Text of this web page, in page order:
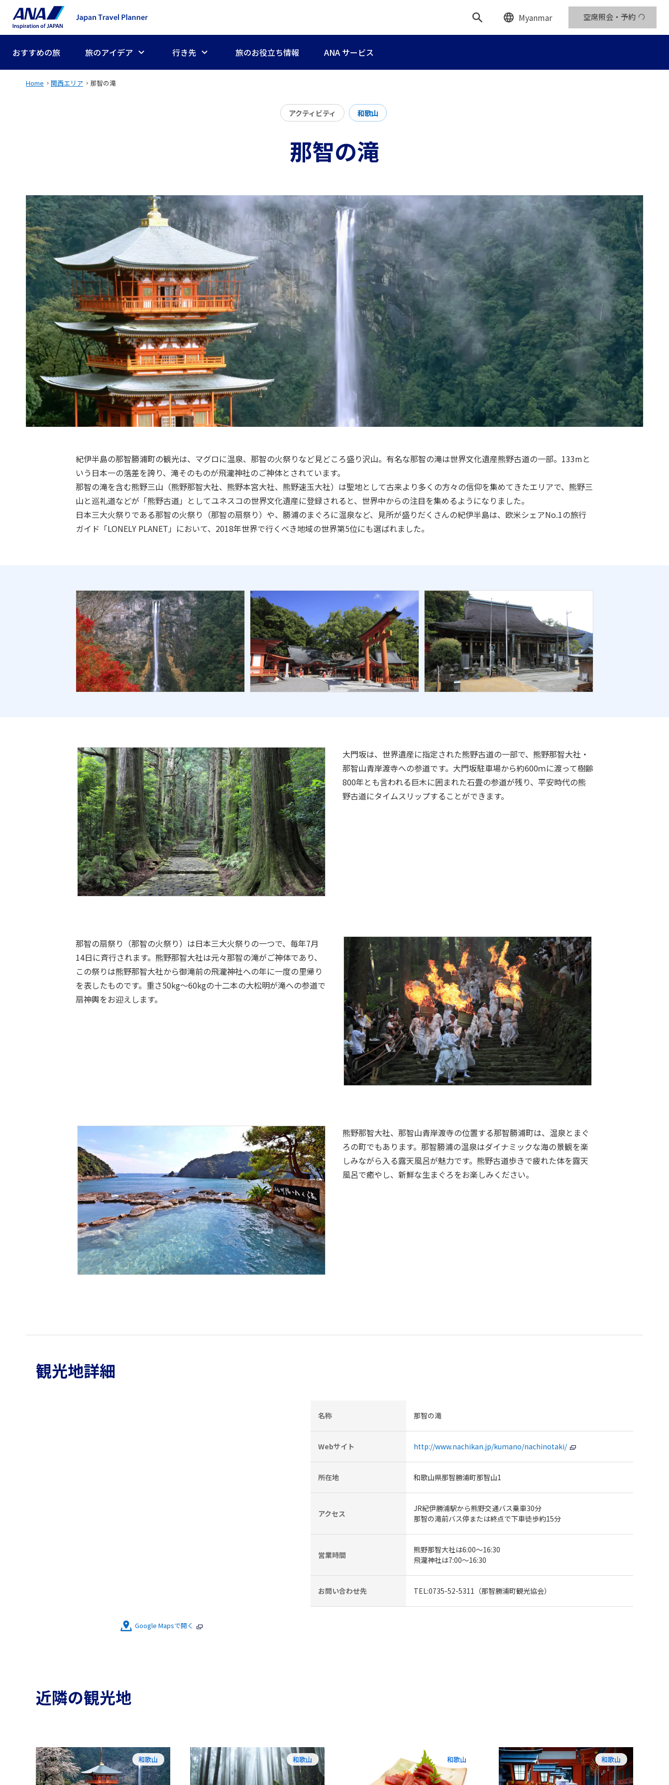
Myanmar 空席照会・予約
おすすめの旅 旅のアイデア 行き先 旅のお役立ち情報 ANA サービス
Home 関西エリア 那智の滝
アクティビティ 和歌山
那智の滝
紀伊半島の那智勝浦町の観光は、マグロに温泉、那智の火祭りなど見どころ盛り沢山。有名な那智の滝は世界文化遺産熊野古道の一部。133mと
いう日本一の落差を誇り、滝そのものが飛瀧神社のご神体とされています。
那智の滝を含む熊野三山（熊野那智大社、熊野本宮大社、熊野速玉大社）は聖地として古来より多くの方々の信仰を集めてきたエリアで、熊野三
山と巡礼道などが「熊野古道」としてユネスコの世界文化遺産に登録されると、世界中からの注目を集めるようになりました。
日本三大火祭りである那智の火祭り（那智の扇祭り）や、勝浦のまぐろに温泉など、見所が盛りだくさんの紀伊半島は、欧米シェアNo.1の旅行
ガイド「LONELY PLANET」において、2018年世界で行くべき地域の世界第5位にも選ばれました。
大門坂は、世界遺産に指定された熊野古道の一部で、熊野那智大社・
那智山青岸渡寺への参道です。大門坂駐車場から約600ｍに渡って樹齢
800年とも言われる巨木に囲まれた石畳の参道が残り、平安時代の熊
野古道にタイムスリップすることができます。
那智の扇祭り（那智の火祭り）は日本三大火祭りの一つで、毎年7月
14日に斉行されます。熊野那智大社は元々那智の滝がご神体であり、
この祭りは熊野那智大社から御滝前の飛瀧神社への年に一度の里帰り
を表したものです。重さ50kg～60kgの十二本の大松明が滝への参道で
扇神輿をお迎えします。
熊野那智大社、那智山青岸渡寺の位置する那智勝浦町は、温泉とまぐ
ろの町でもあります。那智勝浦の温泉はダイナミックな海の景観を楽
しみながら入る露天風呂が魅力です。熊野古道歩きで疲れた体を露天
風呂で癒やし、新鮮な生まぐろをお楽しみください。
観光地詳細
Google Mapsで開く
名称 那智の滝
Webサイト http://www.nachikan.jp/kumano/nachinotaki/
所在地 和歌山県那智勝浦町那智山1
アクセス
JR紀伊勝浦駅から熊野交通バス乗車30分
那智の滝前バス停または終点で下車徒歩約15分
営業時間
熊野那智大社は6:00～16:30
飛瀧神社は7:00～16:30
お問い合わせ先 TEL:0735-52-5311（那智勝浦町観光協会）
近隣の観光地
和歌山 和歌山 和歌山 和歌山